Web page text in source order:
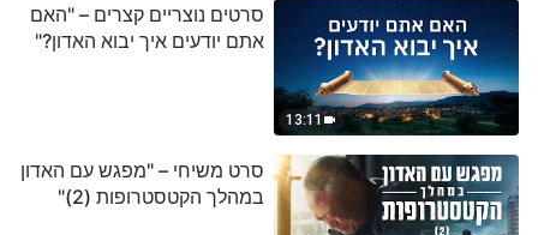
13:11
סרטים נוצריים קצרים – "האם
אתם יודעים איך יבוא האדון?"
סרט משיחי – "מפגש עם האדון
במהלך הקטסטרופות (2)"